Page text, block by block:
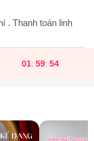
. Thanh toán linh
01 59 54